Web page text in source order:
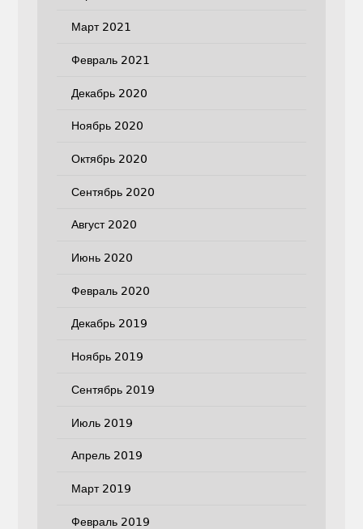
Март 2021
Февраль 2021
Декабрь 2020
Ноябрь 2020
Октябрь 2020
Сентябрь 2020
Август 2020
Июнь 2020
Февраль 2020
Декабрь 2019
Ноябрь 2019
Сентябрь 2019
Июль 2019
Апрель 2019
Март 2019
Февраль 2019